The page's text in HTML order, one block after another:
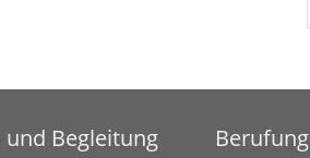
und Begleitung Berufung